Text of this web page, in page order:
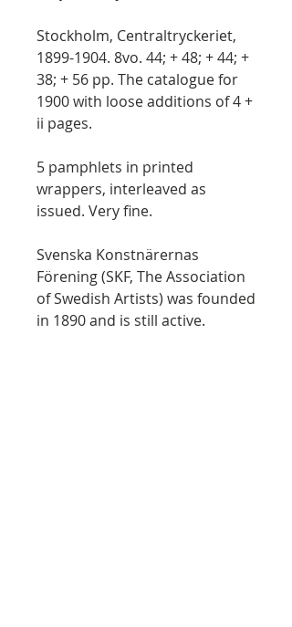
Stockholm, Centraltryckeriet,
1899-1904. 8vo. 44; + 48; + 44; +
38; + 56 pp. The catalogue for
1900 with loose additions of 4 +
ii pages.
5 pamphlets in printed
wrappers, interleaved as
issued. Very fine.
Svenska Konstnärernas
Förening (SKF, The Association
of Swedish Artists) was founded
in 1890 and is still active.